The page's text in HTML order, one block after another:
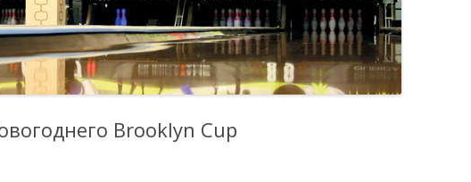
ИНДВИВИДУАЛЬНЫЙ
ABL
SUMMER CUP
БОУЛІНГ-КЛУБІ
Brooklyn Cup